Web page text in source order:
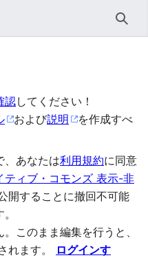
検索
認してください！
および説明
を作成すべ
、あなたは利用規約に同意
ティブ・コモンズ 表示-非
開することに撤回不可能
このまま編集を行うと、
れます。
ログインす